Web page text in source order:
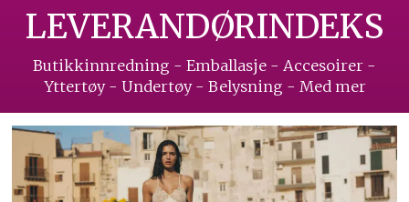
LEVERANDØRINDEKS
Butikkinnredning - Emballasje - Accesoirer -
Yttertøy - Undertøy - Belysning - Med mer